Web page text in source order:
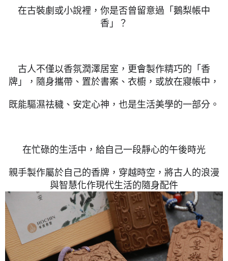
【「AFTEE先享後付」結帳流程】
１．於結帳方式選擇「AFTEE先享後付」後，將跳轉至「AFTEE先享後付」
結帳頁面，進行簡訊認證並確認金額後，即可完成結帳。
購買商品的店家。未經商家同意取消之訂單仍視為有效，需透過AFTEE先享
後付繳納相關費用。
※ 交易是否成功請以「AFTEE先享後付 」之結帳頁面顯示為準，若有關於
客戶支援中心」https://netprotections.freshdesk.com/support/home
權轉讓予恩沛科技股份有限公司。
https://aftee.tw/terms/#terms3
３．未成年的使用者請事先徵得法定代理人或監護人之同意方可使用
「AFTEE先享後付」，若未經同意申辦者引起之損失，本公司不負相關責
４．使用「AFTEE先享後付」時，將依據個別帳號之用戶狀況，依本公司即
時審查核予不同之上限額度；若仍有額度不足之情形，本公司將視審查結果
請求用戶進行身份認證。
５．嚴禁一人註冊多個帳號或使用他人資訊註冊。若發現惡意使用之情形，
恩沛科技股份有限公司將有權停止該用戶之使用額度並採取法律行動。
在古裝劇或小說裡，你是否曾留意過「鵝梨帳中
香」？
古人不僅以香氛潤澤居室，更會製作精巧的「香
牌」，隨身攜帶、置於書案、衣櫥，或放在寢帳中，
既能驅濕祛穢、安定心神，也是生活美學的一部分。
在忙碌的生活中，給自己一段靜心的午後時光
親手製作屬於自己的香牌，穿越時空，將古人的浪漫
與智慧化作現代生活的隨身配件